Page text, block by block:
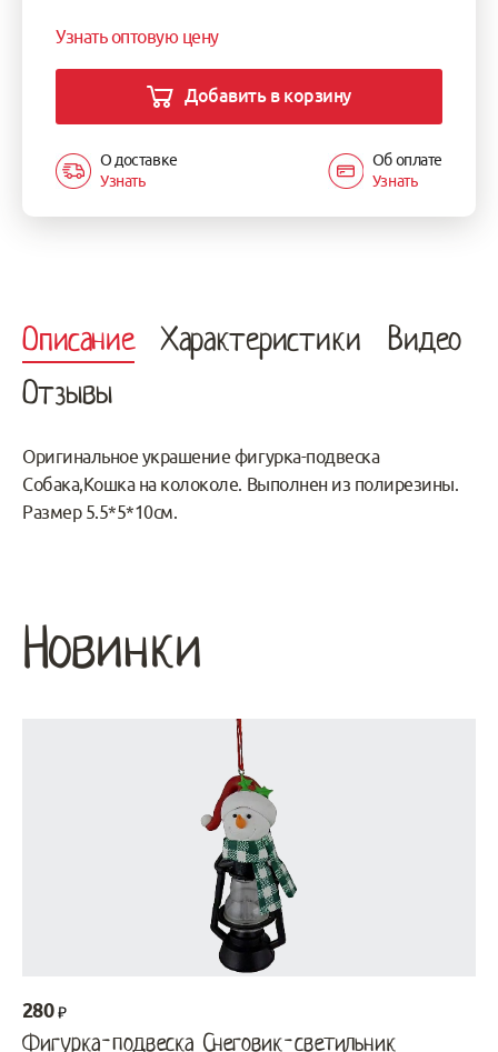
Узнать оптовую цену
Добавить в корзину
О доставке
Узнать
Об оплате
Узнать
Описание Характеристики
Видео
Отзывы
Оригинальное украшение фигурка-подвеска
Собака,Кошка на колоколе. Выполнен из полирезины.
Размер 5.5*5*10см.
Новинки
280
Фигурка-подвеска Снеговик-светильник